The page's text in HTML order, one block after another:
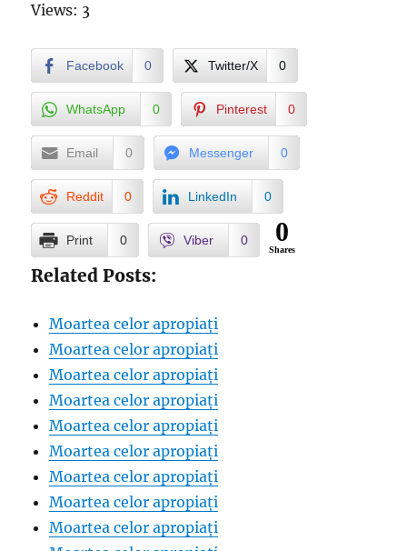
Views: 3
Facebook 0 Twitter/X 0
WhatsApp 0 Pinterest 0
Email 0 Messenger 0
Reddit 0 LinkedIn 0
Print 0 Viber 0 0
Shares
Related Posts:
Moartea celor apropiați
Moartea celor apropiați
Moartea celor apropiați
Moartea celor apropiați
Moartea celor apropiați
Moartea celor apropiați
Moartea celor apropiați
Moartea celor apropiați
Moartea celor apropiați